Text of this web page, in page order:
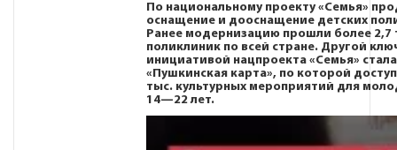
По национальному проекту «Семья»
оснащение и дооснащение детских
Ранее модернизацию прошли более 2,7
поликлиник по всей стране. Другой
инициативой нацпроекта «Семья»
«Пушкинская карта», по которой
тыс. культурных мероприятий для
14—22 лет.